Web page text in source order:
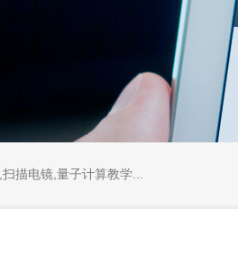
描电镜,量子计算教学...